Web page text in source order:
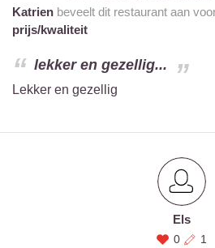
Katrien beveelt dit restaurant aan
prijs/kwaliteit
lekker en gezellig...
Lekker en gezellig
Els
0 1